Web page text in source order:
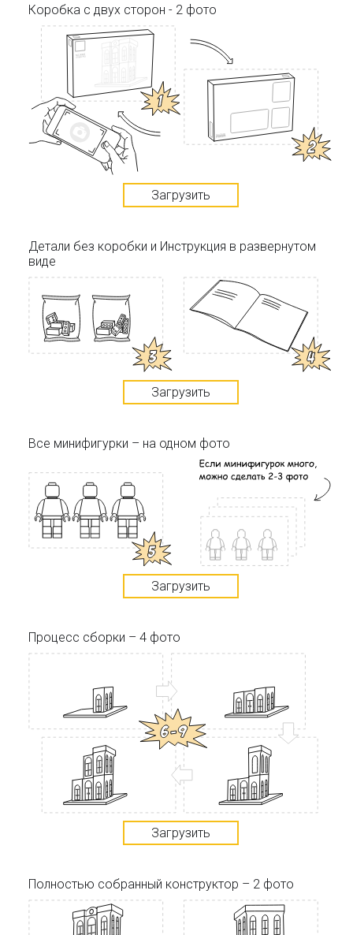
Коробка с двух сторон - 2 фото
Загрузить
Детали без коробки и Инструкция в развернутом
виде
Загрузить
Все минифигурки – на одном фото
Загрузить
Процесс сборки – 4 фото
Загрузить
Полностью собранный конструктор – 2 фото